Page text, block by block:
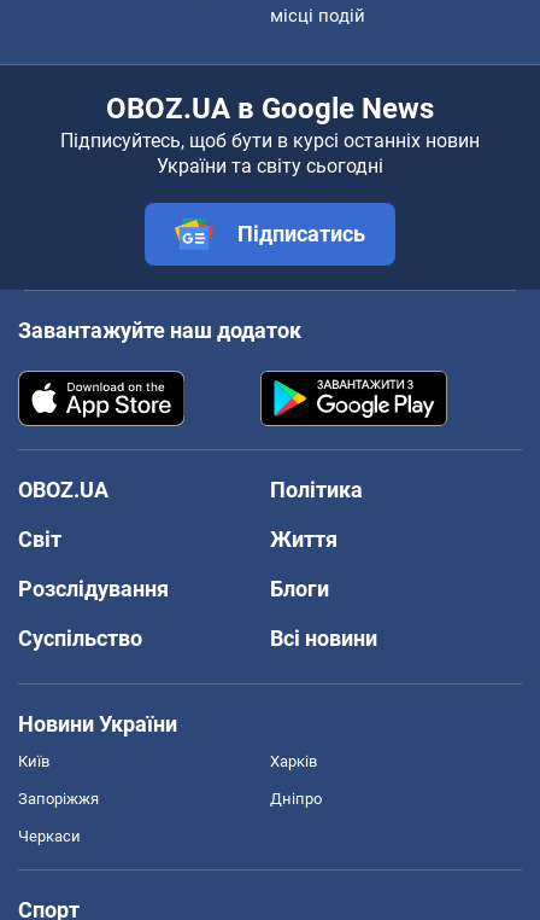
місці подій
OBOZ.UA в Google News
Підписуйтесь, щоб бути в курсі останніх новин
України та світу сьогодні
Підписатись
Завантажуйте наш додаток
OBOZ.UA
Політика
Світ
Життя
Розслідування
Блоги
Суспільство
Всі новини
Новини України
Київ Харків
Запоріжжя Дніпро
Черкаси
Спорт